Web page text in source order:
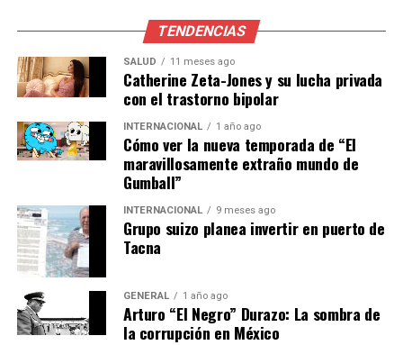
garantizar la seguridad de
los ciudadanos,” comentó
un experto en seguridad
local.
Contexto y antecedentes
Culiacán, capital del estado de Sinaloa, ha sido
históricamente un punto caliente de actividad delictiva,
principalmente relacionada con el narcotráfico. La
región ha sido escenario de múltiples enfrentamientos
entre fuerzas del orden y grupos armados, lo que ha
generado un clima de inseguridad constante.
TENDENCIAS
SALUD 11 meses ago
Catherine Zeta-Jones y su lucha privada
con el trastorno bipolar
INTERNACIONAL 1 año ago
Cómo ver la nueva temporada de “El
maravillosamente extraño mundo de
Gumball”
INTERNACIONAL 9 meses ago
Grupo suizo planea invertir en puerto de
Tacna
GENERAL 1 año ago
Arturo “El Negro” Durazo: La sombra de
la corrupción en México